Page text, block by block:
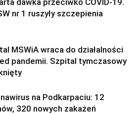
nr 1 ruszyły szczepienia
MSWiA wraca do działalności
pandemii. Szpital tymczasowy
na Podkarpaciu: 12
320 nowych zakażeń